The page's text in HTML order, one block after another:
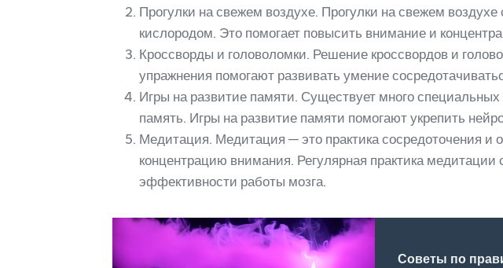
Прогулки на свежем воздухе. Прогулки на свежем
кислородом. Это помогает повысить внимание и
Кроссворды и головоломки. Решение кроссвордов и
упражнения помогают развивать умение
Игры на развитие памяти. Существует много
память. Игры на развитие памяти помогают укрепить
Медитация. Медитация — это практика сосредоточения и
концентрацию внимания. Регулярная практика
эффективности работы мозга.
Советы по